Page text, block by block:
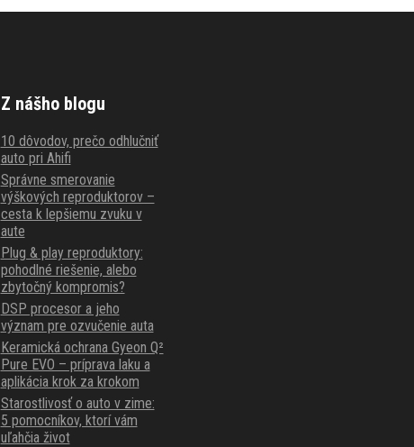
Z nášho blogu
10 dôvodov, prečo odhlučniť
auto pri Ahifi
Správne smerovanie
výškových reproduktorov –
cesta k lepšiemu zvuku v
aute
Plug & play reproduktory:
pohodlné riešenie, alebo
zbytočný kompromis?
DSP procesor a jeho
význam pre ozvučenie auta
Keramická ochrana Gyeon Q²
Pure EVO – príprava laku a
aplikácia krok za krokom
Starostlivosť o auto v zime:
5 pomocníkov, ktorí vám
uľahčia život